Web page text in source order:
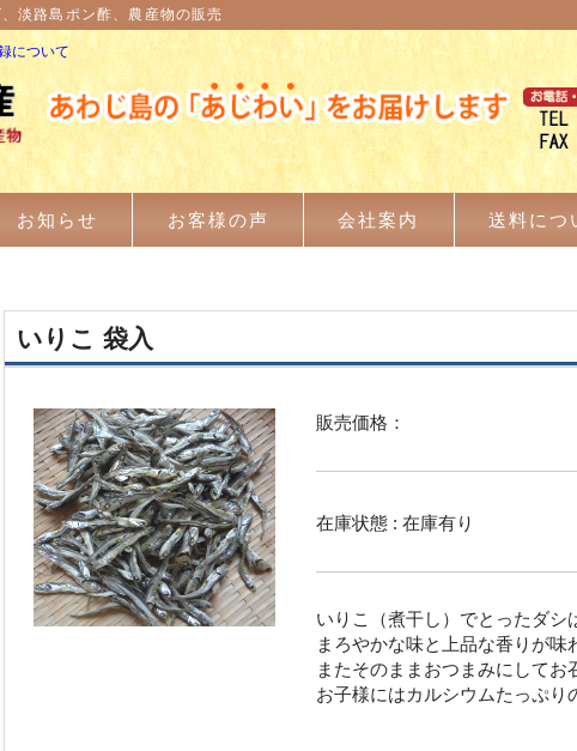
淡路島ポン酢、農産物の販売
について
お知らせ お客様の声 会社案内 送料につ
いりこ 袋入
販売価格：
在庫状態 : 在庫有り
いりこ（煮干し）でとったダシ
まろやかな味と上品な香りが味
またそのままおつまみにしてお
お子様にはカルシウムたっぷり